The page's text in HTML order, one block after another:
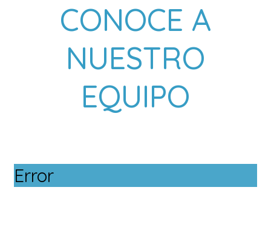
CONOCE A
NUESTRO
EQUIPO
Error